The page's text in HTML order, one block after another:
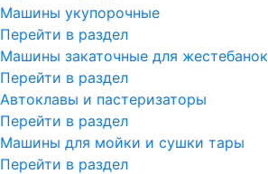
Машины укупорочные
Перейти в раздел
Машины закаточные для жестебанок
Перейти в раздел
Автоклавы и пастеризаторы
Перейти в раздел
Машины для мойки и сушки тары
Перейти в раздел